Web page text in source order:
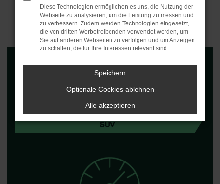
Fahrzeugdetails
FAHRZEUGTYP
SUV
Diese Technologien ermöglichen es uns, die Nutzung der
Webseite zu analysieren, um die Leistung zu messen und
zu verbessern. Zudem werden Technologien eingesetzt,
die von dritten Werbetreibenden verwendet werden, um
Sie auf anderen Webseiten zu verfolgen und um Anzeigen
zu schalten, die für Ihre Interessen relevant sind.
Speichern
Optionale Cookies ablehnen
Alle akzeptieren